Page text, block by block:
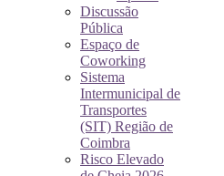
Discussão
Pública
Espaço de
Coworking
Sistema
Intermunicipal de
Transportes
(SIT) Região de
Coimbra
Risco Elevado